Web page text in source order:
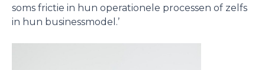
soms frictie in hun operationele processen of zelfs
in hun businessmodel.’